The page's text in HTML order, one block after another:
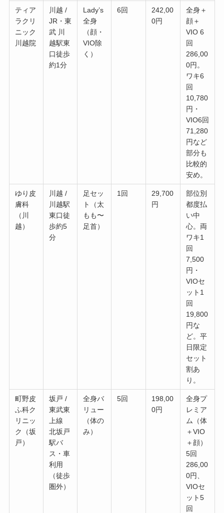
ティア
ラクリ
ニック
川越院
川越 /
JR・東
武 川
越駅東
口徒歩
約1分
Lady’s
全身
（顔・
VIO除
く）
6回
242,00
0円
全身＋
顔＋
VIO 6
回
286,00
0円。
ワキ6
回
10,780
円・
VIO6回
71,280
円など
部分も
比較的
安め。
ゆり皮
膚科
（川
越）
川越 /
川越駅
東口徒
歩約5
分
足セッ
ト（太
もも〜
足首）
1回
29,700
円
部位別
都度払
い中
心。両
ワキ1
回
7,500
円・
VIOセ
ット1
回
19,800
円な
ど。平
日限定
セット
割あ
り。
町野皮
ふ科ク
リニッ
ク（坂
戸）
坂戸 /
東武東
上線
北坂戸
駅バ
ス・車
利用
（徒歩
圏外）
全身バ
リュー
（体の
み）
5回
198,00
0円
全身プ
レミア
ム（体
＋VIO
＋顔）
5回
286,00
0円、
VIOセ
ット5
回